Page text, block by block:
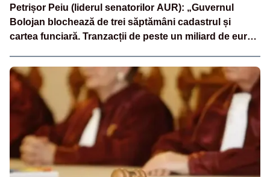
Petrișor Peiu (liderul senatorilor AUR): „Guvernul
Bolojan blochează de trei săptămâni cadastrul și
cartea funciară. Tranzacții de peste un miliard de euro
termen clar”